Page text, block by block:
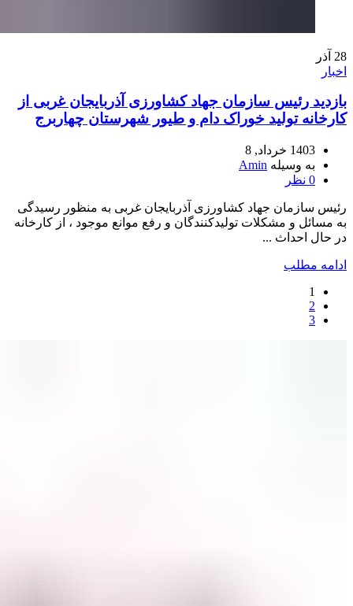
28 آذر
اخبار
بازدید رئیس سازمان جهاد کشاورزی آذربایجان غربی از
کارخانه تولید خوراک دام و طیور شهرستان چهاربرج
1403 خرداد, 8
به وسیله Amin
0 نظر
رئیس سازمان جهاد کشاورزی آذربایجان غربی به منظور رسیدگی
به مسائل و مشکلات تولیدکنندگان و رفع موانع موجود ، از کارخانه
در حال احداث ...
ادامه مطلب
1
2
3